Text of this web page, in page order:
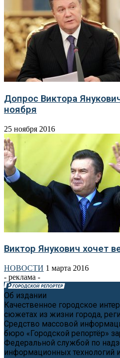
Допрос Виктора
ноября
25 ноября 2016
Виктор Янукович хочет
НОВОСТИ 1 марта 2016
- реклама -
Об издании
Качественное городское
сюжетах из жизни города,
Средство массовой
бюро «Городской репортёр»
Федеральной службой по
информационных технологий